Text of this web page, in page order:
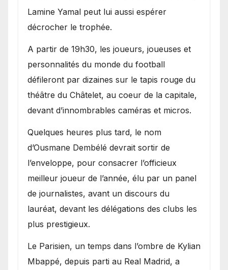
Lamine Yamal peut lui aussi espérer
décrocher le trophée.
A partir de 19h30, les joueurs, joueuses et
personnalités du monde du football
défileront par dizaines sur le tapis rouge du
théâtre du Châtelet, au coeur de la capitale,
devant d’innombrables caméras et micros.
Quelques heures plus tard, le nom
d’Ousmane Dembélé devrait sortir de
l’enveloppe, pour consacrer l’officieux
meilleur joueur de l’année, élu par un panel
de journalistes, avant un discours du
lauréat, devant les délégations des clubs les
plus prestigieux.
Le Parisien, un temps dans l’ombre de Kylian
Mbappé, depuis parti au Real Madrid, a